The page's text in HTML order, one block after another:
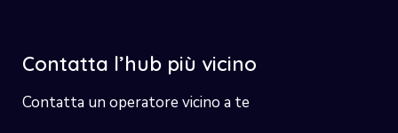
Contatta l’hub più vicino
Contatta un operatore vicino a te